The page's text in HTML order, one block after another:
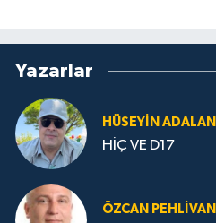
Yazarlar
HÜSEYIN ADALAN
HİÇ VE D17
ÖZCAN